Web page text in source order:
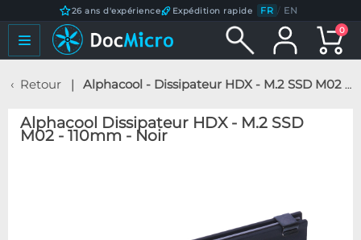
26 ans d'expérience Expédition rapide FR / EN
0
Retour Alphacool - Dissipateur HDX - M.2 SSD M02 - 110mm - Noir
Alphacool Dissipateur HDX - M.2 SSD
M02 - 110mm - Noir